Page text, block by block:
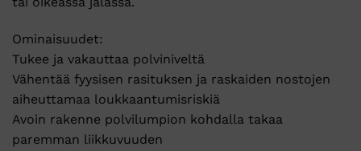
Ominaisuudet:
Tukee ja vakauttaa polviniveltä
Vähentää fyysisen rasituksen ja raskaiden nostojen
aiheuttamaa loukkaantumisriskiä
Avoin rakenne polvilumpion kohdalla takaa
paremman liikkuvuuden